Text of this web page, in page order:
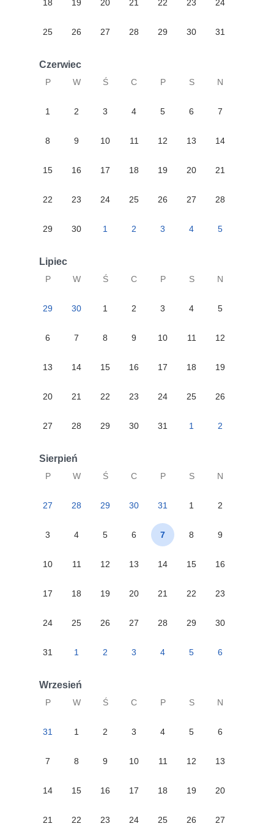
18 19 20 21 22 23 24
25 26 27 28 29 30 31
Czerwiec
P W Ś C P S N
1 2 3 4 5 6 7
8 9 10 11 12 13 14
15 16 17 18 19 20 21
22 23 24 25 26 27 28
29 30 1 2 3 4 5
Lipiec
P W Ś C P S N
29 30 1 2 3 4 5
6 7 8 9 10 11 12
13 14 15 16 17 18 19
20 21 22 23 24 25 26
27 28 29 30 31 1 2
Sierpień
P W Ś C P S N
27 28 29 30 31 1 2
3 4 5 6 7 8 9
10 11 12 13 14 15 16
17 18 19 20 21 22 23
24 25 26 27 28 29 30
31 1 2 3 4 5 6
Wrzesień
P W Ś C P S N
31 1 2 3 4 5 6
7 8 9 10 11 12 13
14 15 16 17 18 19 20
21 22 23 24 25 26 27